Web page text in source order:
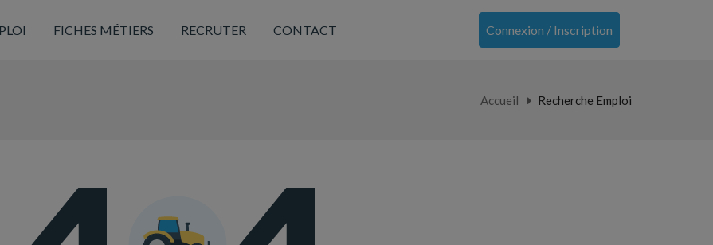
FICHES MÉTIERS RECRUTER CONTACT Connexion / Inscription
Accueil Recherche Emploi